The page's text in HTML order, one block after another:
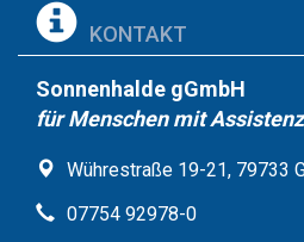
KONTAKT
Sonnenhalde gGmbH
für Menschen mit
Wührestraße 19-21, 79733
07754 92978-0